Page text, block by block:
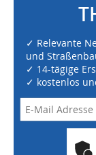
✓ Relevante
und
✓ 14-tägige
✓ kostenlos